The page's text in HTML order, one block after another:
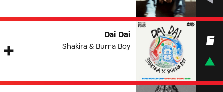
5
Dai Dai
Shakira & Burna Boy